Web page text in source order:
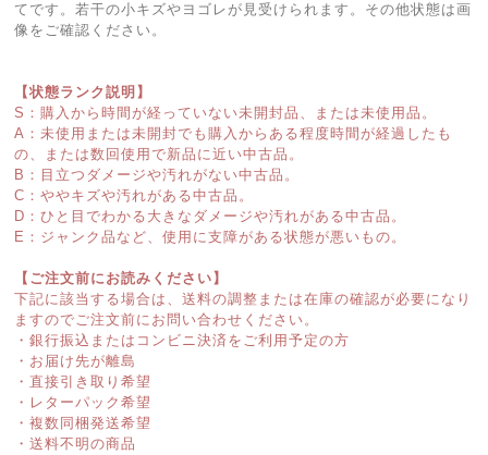
てです。若干の小キズやヨゴレが見受けられます。その他状態は画
像をご確認ください。
【状態ランク説明】
S：購入から時間が経っていない未開封品、または未使用品。
A：未使用または未開封でも購入からある程度時間が経過したも
の、または数回使用で新品に近い中古品。
B：目立つダメージや汚れがない中古品。
C：ややキズや汚れがある中古品。
D：ひと目でわかる大きなダメージや汚れがある中古品。
E：ジャンク品など、使用に支障がある状態が悪いもの。
【ご注文前にお読みください】
下記に該当する場合は、送料の調整または在庫の確認が必要になり
ますのでご注文前にお問い合わせください。
・銀行振込またはコンビニ決済をご利用予定の方
・お届け先が離島
・直接引き取り希望
・レターパック希望
・複数同梱発送希望
・送料不明の商品